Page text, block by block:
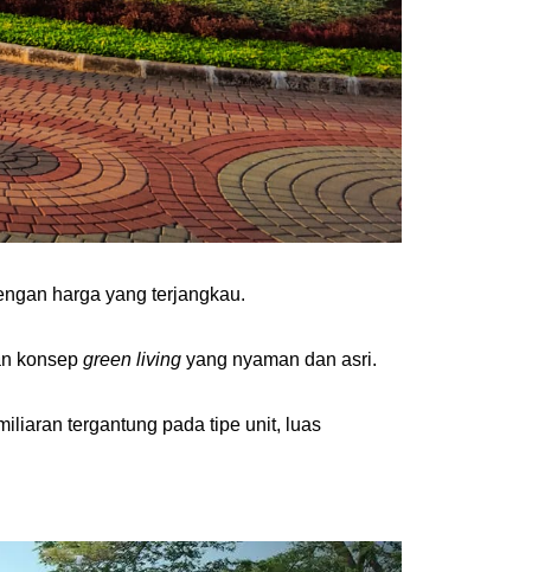
harga yang terjangkau.
konsep green living yang nyaman dan asri.
tergantung pada tipe unit, luas